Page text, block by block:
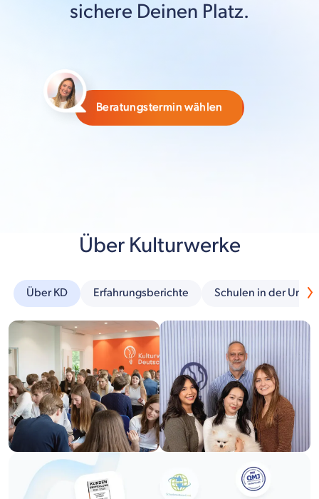
sichere Deinen Platz.
Beratungstermin wählen
Über Kulturwerke
Über KD Erfahrungsberichte Schulen in der